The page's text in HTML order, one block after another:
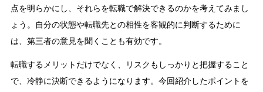
点を明らかにし、それらを転職で解決できるのかを考えてみまし
ょう。自分の状態や転職先との相性を客観的に判断するために
は、第三者の意見を聞くことも有効です。
転職するメリットだけでなく、リスクもしっかりと把握すること
で、冷静に決断できるようになります。今回紹介したポイントを